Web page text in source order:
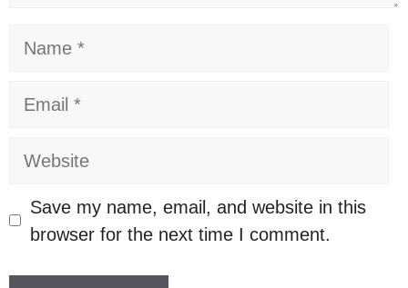
Name
Email
Website
Save my name, email, and website in this
browser for the next time I comment.